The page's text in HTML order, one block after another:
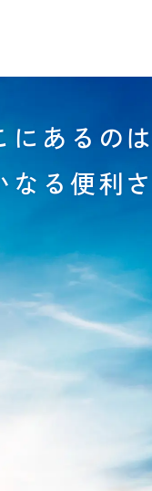
にあるのは
なる便利さ